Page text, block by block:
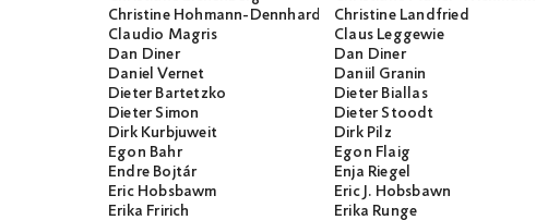
Christine Hohmann-Dennhardt
Christine Landfried
Claudio Magris
Claus Leggewie
Dan Diner
Dan Diner
Daniel Vernet
Daniil Granin
Dieter Bartetzko
Dieter Biallas
Dieter Simon
Dieter Stoodt
Dirk Kurbjuweit
Dirk Pilz
Egon Bahr
Egon Flaig
Endre Bojtár
Enja Riegel
Eric Hobsbawm
Eric J. Hobsbawn
Erika Fririch
Erika Runge